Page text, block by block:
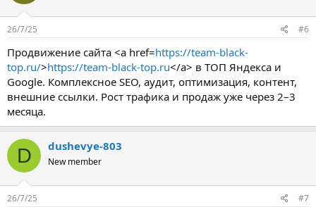
26/7/25 #6
Продвижение сайта <a href=https://team-black-
top.ru/>https://team-black-top.ru</a> в ТОП Яндекса и
Google. Комплексное SEO, аудит, оптимизация, контент,
внешние ссылки. Рост трафика и продаж уже через 2–3
месяца.
D dushevye-803
New member
26/7/25 #7